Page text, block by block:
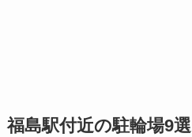
福島駅付近の駐輪場9選